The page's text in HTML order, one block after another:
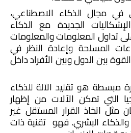
في مجال الذكاء الاصطناعي،
الجديدة مع الذكاء
تداول المعلومات والمعلومات
المسلحة وإعادة النظر في
بين الدول وبين الأفراد داخل
مبسطة هو تقليد الآلة للذكاء
التي تمكن الآلات من إظهار
مثل اتخاذ القرار المستقل غير
والذكاء البشري. فهو تقنية ذات